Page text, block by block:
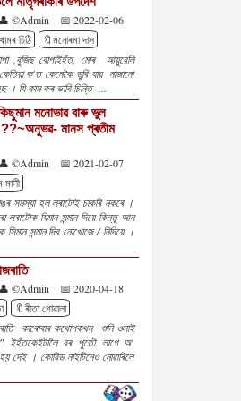
👤 ©Admin
📅 2022-02-06
চিঠি
🔖মনোৰমা দাস
,বুজিছ বোপাইহঁত, মোৰ আয়ুবেলি
ক'ত কেনেকৈ ডুবি যায় নাজানো
যি কাম কৰ ভাবি চিন্তি ...
মনোভাৱ বাৰু ভুল
??~অনুভৱ- মানস প্ৰতীম
👤 ©Admin
📅 2021-02-07
সমস্যা হল লৰাটোই চাকৰি নকৰে ।
লৰাটোক যিমান সন্মান দিয়ে কিন্তু আন
সিমান সন্মান দিব নোখোজে / নিদিয়ে ।
👤 ©Admin
📅 2020-04-18
🔖ৰীতা গোৱালা
কাৰোবাৰ কথোপকথন শুনি ওলাই
ইহঁতকেইটালৈ বৰ পুতৌ লাগে অ'
। কোৱিড নাইটিনেও নোৱাৰিলে